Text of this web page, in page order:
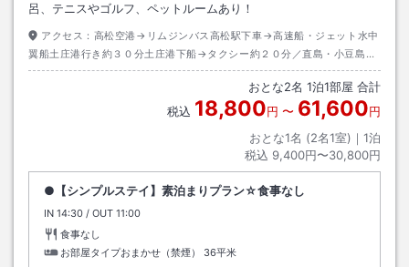
呂、テニスやゴルフ、ペットルームあり！
アクセス： 高松空港→リムジンバス高松駅下車→高速船・ジェット水中
翼船土庄港行き約３０分土庄港下船→タクシー約２０分／直島・小豆島間
チャーターフェリー
おとな2名 1泊1部屋 合計
税込 18,800円 〜 61,600円
おとな1名 (2名1室)｜ 1泊
税込 9,400円〜30,800円
●【シンプルステイ】素泊まりプラン☆食事なし
IN チェックイン
14:30 / OUT チェックアウト
11:00
食事なし
お部屋タイプおまかせ（禁煙）
36平米